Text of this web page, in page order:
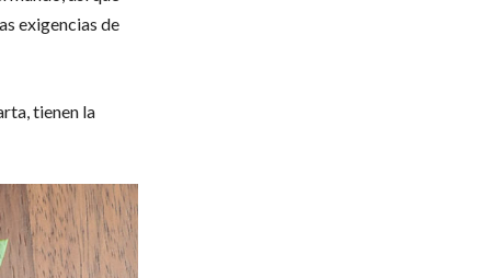
exigencias de
tienen la